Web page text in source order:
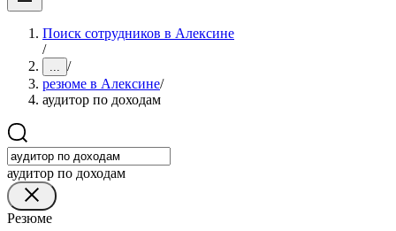
Поиск сотрудников в Алексине
/
... /
резюме в Алексине/
аудитор по доходам
аудитор по доходам
Резюме